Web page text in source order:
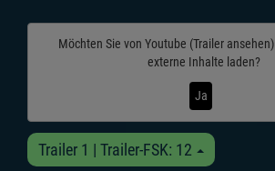
Möchten Sie von Youtube (Trailer ansehen)
externe Inhalte laden?
Ja
Trailer 1 | Trailer-FSK: 12